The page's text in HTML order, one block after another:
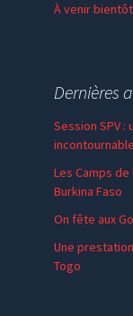
À venir bientôt
Dernières
Session SPV :
incontournable
Les Camps de
Burkina Faso
On fête aux
Une
Togo